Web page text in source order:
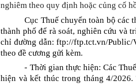
nghiêm theo quy định hoặc củng cố
Cục Thuế chuyển toàn bộ các
thành phố để rà soát, nghiên cứu và
chỉ đường dẫn: ftp://ftp.tct.vn/Public/
theo đề cương gửi kèm.
- Thời gian thực hiện: Các
hiện và kết thúc trong tháng 4/